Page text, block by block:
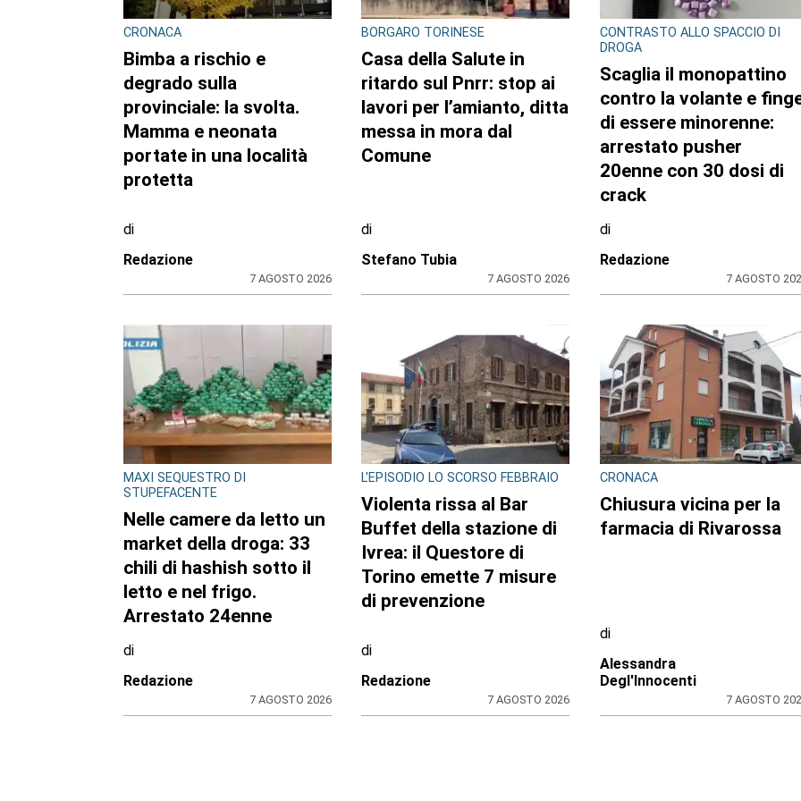
CRONACA
Bimba a rischio e
degrado sulla
provinciale: la svolta.
Mamma e neonata
portate in una località
protetta
di
Redazione
7 AGOSTO 2026
BORGARO TORINESE
Casa della Salute in
ritardo sul Pnrr: stop ai
lavori per l’amianto, ditta
messa in mora dal
Comune
di
Stefano Tubia
7 AGOSTO 2026
CONTRASTO ALLO SPACCIO DI
DROGA
Scaglia il monopattino
contro la volante e
di essere minorenne:
arrestato pusher
20enne con 30 dosi di
crack
di
Redazione
7 AGOSTO
MAXI SEQUESTRO DI
STUPEFACENTE
Nelle camere da letto un
market della droga: 33
chili di hashish sotto il
letto e nel frigo.
Arrestato 24enne
di
Redazione
7 AGOSTO 2026
L'EPISODIO LO SCORSO FEBBRAIO
Violenta rissa al Bar
Buffet della stazione di
Ivrea: il Questore di
Torino emette 7 misure
di prevenzione
di
Redazione
7 AGOSTO 2026
CRONACA
Chiusura vicina per la
farmacia di Rivarossa
di
Alessandra
Degl'Innocenti
7 AGOSTO